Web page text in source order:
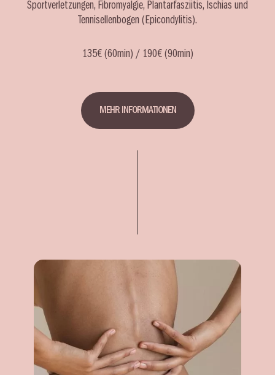
Sportverletzungen, Fibromyalgie, Plantarfasziitis, Ischias und
Tennisellenbogen (Epicondylitis).
135€ (60min) / 190€ (90min)
MEHR INFORMATIONEN